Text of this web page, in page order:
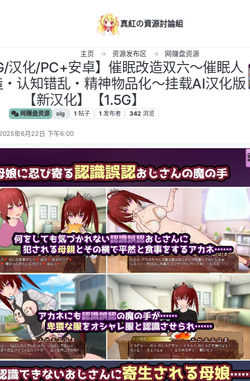
真紅の資源討論組
主页 资源发布区 网赚盘资源
汉化/PC+安卓】催眠改造双六～催眠人
认知错乱・精神物品化～挂载AI汉化版
【新汉化】【1.5G】
网赚盘资源 slg 1 帖子 1 发布者 342 浏览
年6月22日 下午6:00
编辑